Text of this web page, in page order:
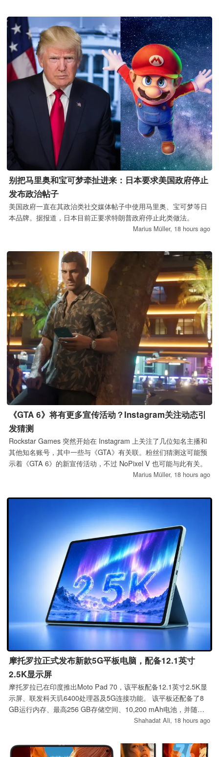
别把马里奥和宝可梦牵扯进来：日本要求美国政府停止
发布政治帖子
美国政府一直在其政治类社交媒体帖子中使用马里奥、宝可梦等日
本品牌。据报道，日本目前正要求特朗普政府停止此类做法。
Marius Müller, 18 hours ago
《GTA 6》将有更多宣传活动？Instagram关注动态引
发猜测
Rockstar Games 突然开始在 Instagram 上关注了几位知名主播和
其他知名账号，其中一些与《GTA》有关联。粉丝们猜测这可能预
示着《GTA 6》的新宣传活动，不过 NoPixel V 也可能与此有关。
Marius Müller, 18 hours ago
摩托罗拉正式发布新款5G平板电脑，配备12.1英寸
2.5K显示屏
摩托罗拉已在印度推出Moto Pad 70，该平板配备12.1英寸2.5K显
示屏、联发科天玑6400处理器及5G连接功能。 该平板还配备了8
GB运行内存、最高256 GB存储空间、10,200 mAh电池，并随附
Shahadat Ali, 18 hours ago